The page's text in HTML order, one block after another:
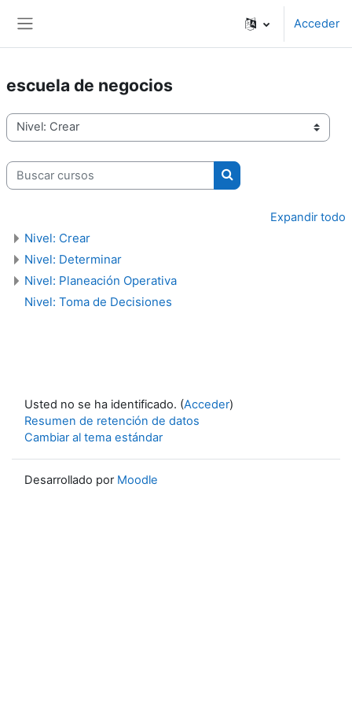
Acceder
escuela de negocios
Categorías
Buscar cursos
Buscar cursos
Expandir todo
Nivel: Crear
Nivel: Determinar
Nivel: Planeación Operativa
Nivel: Toma de Decisiones
Usted no se ha identificado. (Acceder)
Resumen de retención de datos
Cambiar al tema estándar
Desarrollado por Moodle